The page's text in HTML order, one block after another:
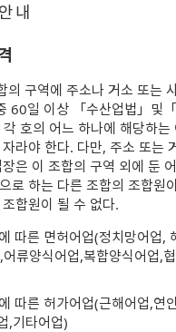
내
의 구역에 주소나 거소 또는
60일 이상 「수산업법」및
호의 어느 하나에 해당하는
라야 한다. 다만, 주소 또는
은 이 조합의 구역 외에 둔
로 하는 다른 조합의 조합원
합원이 될 수 없다.
따른 면허어업(정치망어업,
류양식어업,복합양식어업,
따른 허가어업(근해어업,연
,기타어업)